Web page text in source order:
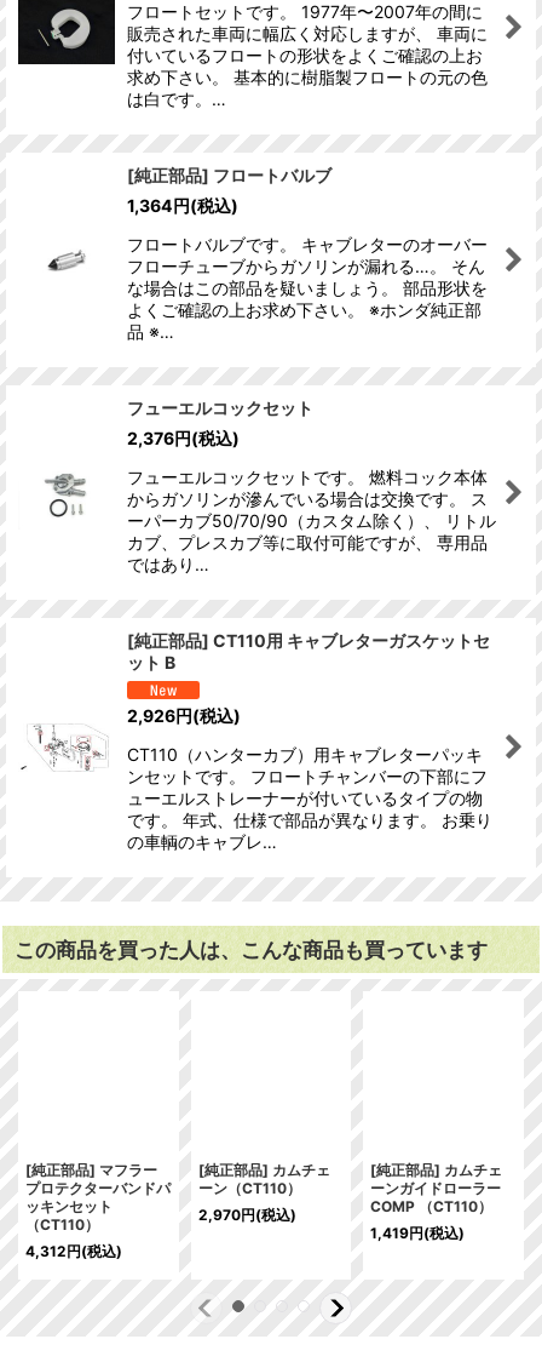
フロートセットです。 1977年〜2007年の間に
販売された車両に幅広く対応しますが、 車両に
付いているフロートの形状をよくご確認の上お
求め下さい。 基本的に樹脂製フロートの元の色
は白です。…
[純正部品] フロートバルブ
1,364円(税込)
フロートバルブです。 キャブレターのオーバー
フローチューブからガソリンが漏れる…。 そん
な場合はこの部品を疑いましょう。 部品形状を
よくご確認の上お求め下さい。 ※ホンダ純正部
品 ※…
フューエルコックセット
2,376円(税込)
フューエルコックセットです。 燃料コック本体
からガソリンが滲んでいる場合は交換です。 ス
ーパーカブ50/70/90（カスタム除く）、 リトル
カブ、プレスカブ等に取付可能ですが、 専用品
ではあり…
[純正部品] CT110用 キャブレターガスケットセ
ット B
2,926円(税込)
CT110（ハンターカブ）用キャブレターパッキ
ンセットです。 フロートチャンバーの下部にフ
ューエルストレーナーが付いているタイプの物
です。 年式、仕様で部品が異なります。 お乗り
の車輌のキャブレ…
この商品を買った人は、こんな商品も買っています
[純正部品] マフラー
プロテクターバンドパ
ッキンセット
（CT110）
4,312円(税込)
[純正部品] カムチェ
ーン（CT110）
2,970円(税込)
[純正部品] カムチェ
ーンガイドローラー
COMP （CT110）
1,419円(税込)